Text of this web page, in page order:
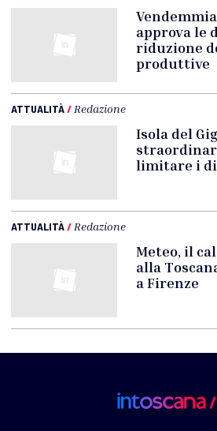
approva le
riduzione
produttive
ATTUALITÀ/ Redazione
Isola del
limitare i
ATTUALITÀ/ Redazione
Meteo, il
alla
a Firenze